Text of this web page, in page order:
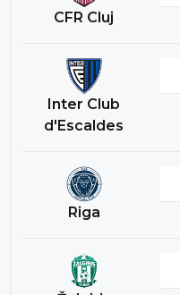
CFR Cluj
Inter Club
d'Escaldes
Riga